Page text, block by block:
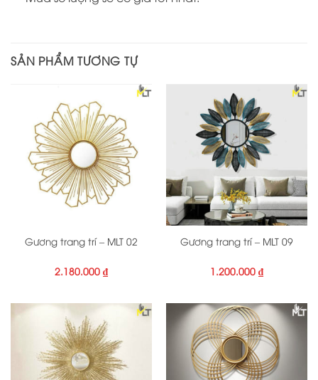
SẢN PHẨM TƯƠNG TỰ
Gương trang trí – MLT 02
2.180.000 ₫
Gương trang trí – MLT 09
1.200.000 ₫